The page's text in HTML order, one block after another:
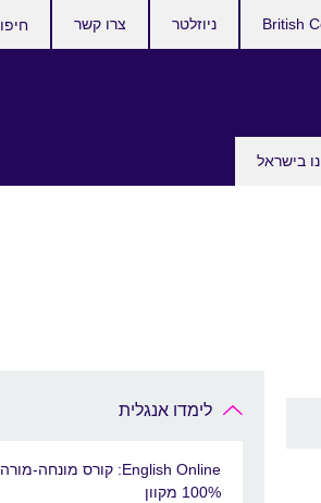
בישראל
British ניוזלטר צרו קשר
לימדו אנגלית
English Online: קורס מונחה-מורה
100% מקוון